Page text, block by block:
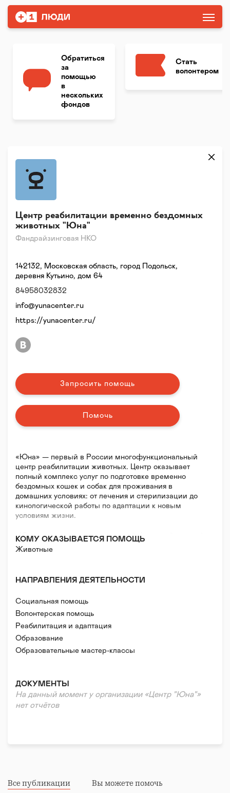
Обратиться
за
помощью
в
нескольких
фондов
Стать
волонтером
Фандрайзинговая НКО
Центр реабилитации временно бездомных
животных "Юна"
«Юна» — первый в России многофункциональный
центр реабилитации животных. Центр оказывает
полный комплекс услуг по подготовке временно
бездомных кошек и собак для проживания в
домашних условиях: от лечения и стерилизации до
кинологической работы по адаптации к новым
условиям жизни.
«Юна» — это площадка, основной функцией которой
является популяризация гуманного и ответственного
воспитываем и формируем новую культуру
КОМУ ОКАЗЫВАЕТСЯ ПОМОЩЬ
Животные
НАПРАВЛЕНИЯ ДЕЯТЕЛЬНОСТИ
Социальная помощь
Волонтерская помощь
Реабилитация и адаптация
Образование
Образовательные мастер-классы
ДОКУМЕНТЫ
На данный момент у организации «Центр "Юна"»
нет отчётов
142132, Московская область, город Подольск,
деревня Кутьино, дом 64
84958032832
info@yunacenter.ru
https://yunacenter.ru/
Запросить помощь
Помочь
Все публикации
Вы можете помочь